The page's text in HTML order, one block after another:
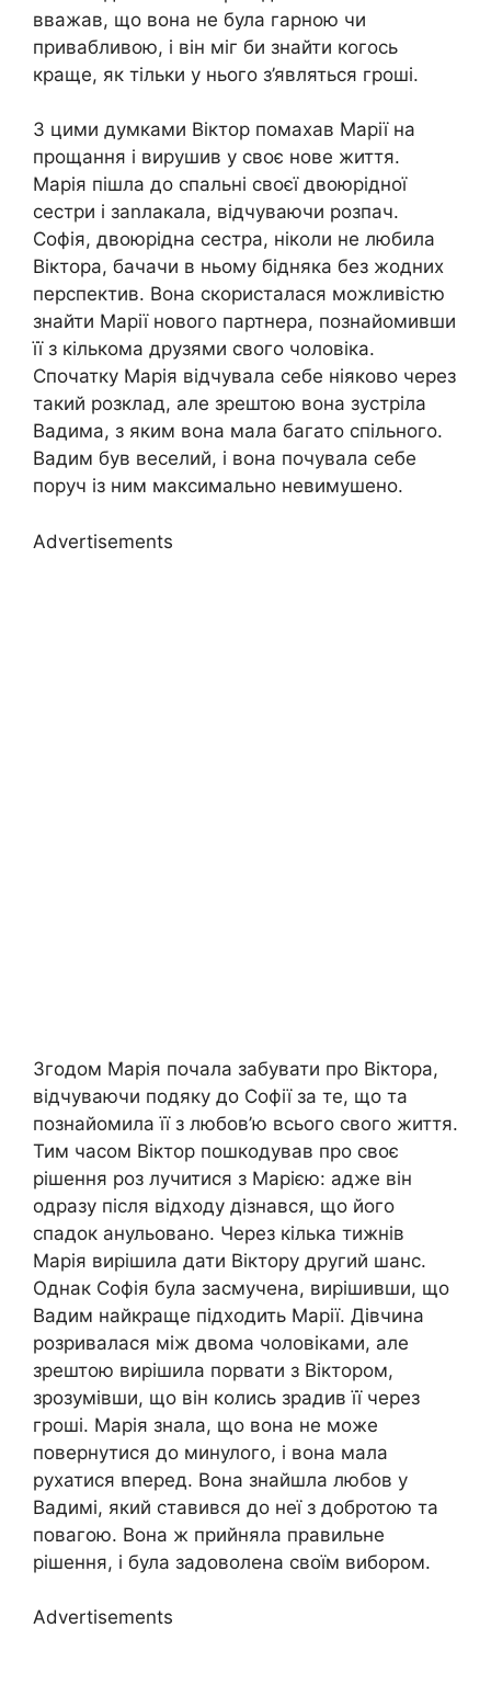
вважав, що вона не була гарною чи
привабливою, і він міг би знайти когось
краще, як тільки у нього з’являться гроші.
З цими думками Віктор помахав Марії на
прощання і вирушив у своє нове життя.
Марія пішла до спальні своєї двоюрідної
сестри і заnлакала, відчуваючи розпач.
Софія, двоюрідна сестра, ніколи не любила
Віктора, бачачи в ньому бідняка без жодних
перспектив. Вона скористалася можливістю
знайти Марії нового партнера, познайомивши
її з кількома друзями свого чоловіка.
Спочатку Марія відчувала себе ніяково через
такий розклад, але зрештою вона зустріла
Вадима, з яким вона мала багато спільного.
Вадим був веселий, і вона почувала себе
поруч із ним максимально невимушено.
Advertisements
Згодом Марія почала забувати про Віктора,
відчуваючи подяку до Софії за те, що та
познайомила її з любов’ю всього свого життя.
Тим часом Віктор пошкодував про своє
рішення роз лучитися з Марією: адже він
одразу після відходу дізнався, що його
спадок анульовано. Через кілька тижнів
Марія вирішила дати Віктору другий шанс.
Однак Софія була засмучена, вирішивши, що
Вадим найкраще підходить Марії. Дівчина
розривалася між двома чоловіками, але
зрештою вирішила порвати з Віктором,
зрозумівши, що він колись зрадив її через
гроші. Марія знала, що вона не може
повернутися до минулого, і вона мала
рухатися вперед. Вона знайшла любов у
Вадимі, який ставився до неї з добротою та
повагою. Вона ж прийняла правильне
рішення, і була задоволена своїм вибором.
Advertisements